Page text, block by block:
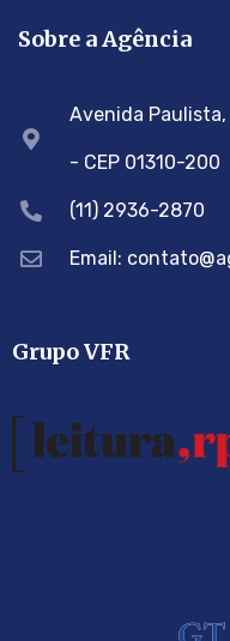
Sobre a Agência
Avenida Paulista,
- CEP 01310-200
(11) 2936-2870
Email:
Grupo VFR